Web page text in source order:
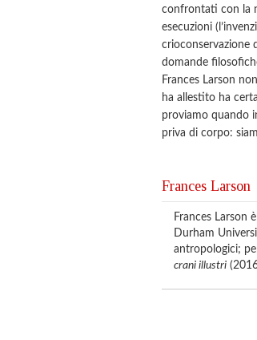
confrontati con la
esecuzioni
crioconservazione
domande
Frances Larson
ha allestito ha
proviamo quando
priva di corpo:
Frances Larson
Frances Larson
Durham
antropologici;
crani illustri